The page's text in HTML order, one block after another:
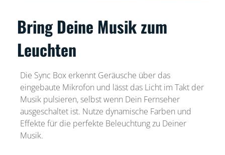
Bring Deine Musik zum
Leuchten
Die Sync Box erkennt Geräusche über das
eingebaute Mikrofon und lässt das Licht im Takt der
Musik pulsieren, selbst wenn Dein Fernseher
ausgeschaltet ist. Nutze dynamische Farben und
Effekte für die perfekte Beleuchtung zu Deiner
Musik.